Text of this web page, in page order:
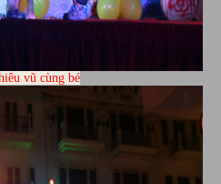
vũ cùng bé